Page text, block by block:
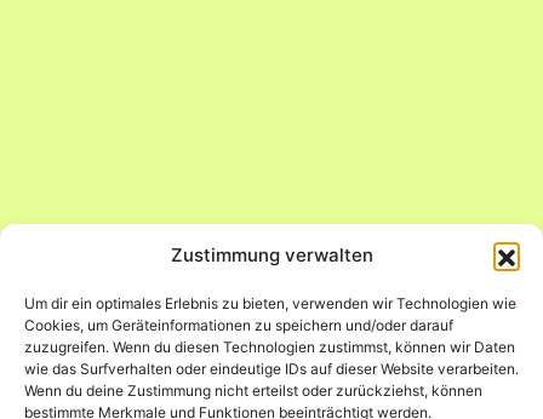
Zustimmung verwalten
Um dir ein optimales Erlebnis zu bieten, verwenden wir Technologien wie
Cookies, um Geräteinformationen zu speichern und/oder darauf
zuzugreifen. Wenn du diesen Technologien zustimmst, können wir Daten
wie das Surfverhalten oder eindeutige IDs auf dieser Website verarbeiten.
Wenn du deine Zustimmung nicht erteilst oder zurückziehst, können
bestimmte Merkmale und Funktionen beeinträchtigt werden.